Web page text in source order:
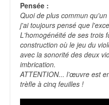
Pensée :
Quoi de plus commun
j'ai toujours pensé que
L'homogénéité de ses trois
construction où le jeu du
avec la sonorité des deux
imbrication.
ATTENTION... l’œuvre est
trèfle à cinq feuilles !